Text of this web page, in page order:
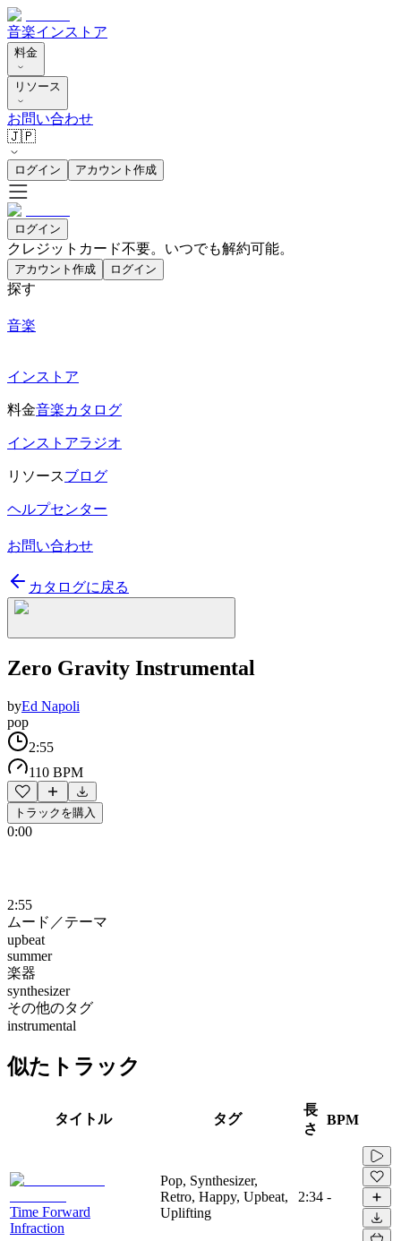
音楽インストア
料金
リソース
お問い合わせ
🇯🇵
ログイン アカウント作成
ログイン
クレジットカード不要。いつでも解約可能。
アカウント作成 ログイン
探す
音楽
インストア
料金音楽カタログ
インストアラジオ
リソースブログ
ヘルプセンター
お問い合わせ
カタログに戻る
Zero Gravity Instrumental
byEd Napoli
pop
2:55
110 BPM
トラックを購入
0:00
2:55
ムード／テーマ
upbeat
summer
楽器
synthesizer
その他のタグ
instrumental
似たトラック
タイトル タグ
長
さ
BPM
Time Forward
Infraction
Pop, Synthesizer,
Retro, Happy, Upbeat,
Uplifting
2:34 -